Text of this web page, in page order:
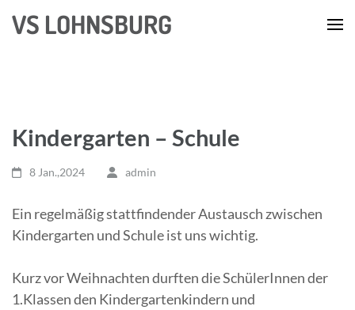
Inhalt
VS LOHNSBURG
Kindergarten – Schule
8 Jan.,2024 admin
Ein regelmäßig stattfindender Austausch zwischen
Kindergarten und Schule ist uns wichtig.
Kurz vor Weihnachten durften die SchülerInnen der
1.Klassen den Kindergartenkindern und